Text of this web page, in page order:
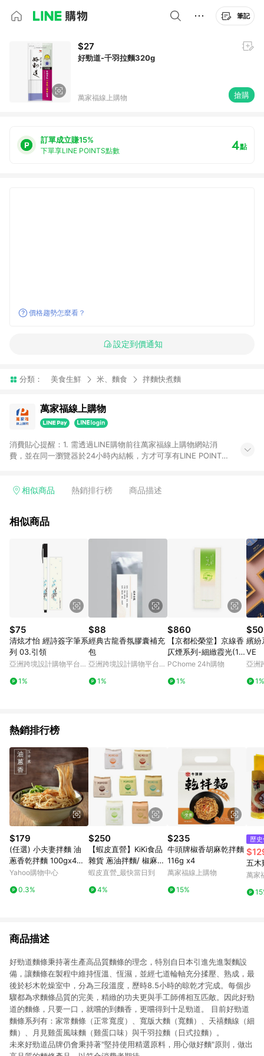
筆記
$27
好勁道-千羽拉麵320g
萬家福線上購物 搶購
訂單成立賺15%
下單享LINE POINTS點數 4點
價格趨勢怎麼看？
設定到價通知
分類： 美食生鮮 米、麵食 拌麵快煮麵
萬家福線上購物
消費貼心提醒：1. 需透過LINE購物前往萬家福線上購物網站消
費，並在同一瀏覽器於24小時內結帳，方才可享有LINE POINTS
4. 不具回饋資格種類商品：電子禮券。 5. 回饋點數計算將排除訂
錄，相關問題請於保留時間內聯絡客服中心，並由康達盛通生活
提供簡單、快速、輕鬆的購物流程及體驗，將不定期推出精選、
話題性或期間限定商品來滿足您的喜好。
相似商品 熱銷排行榜 商品描述
相似商品
$75
清炫才怡 經詩簽字筆系
列 03.引領
亞洲跨境設計購物平台
1%
$88
經典古龍香氛膠囊補充
包
亞洲跨境設計購物平台
1%
$860
【京都松榮堂】京線香
仄煙系列-細緻霞光(16
5支)
PChome 24h購物
1%
$50
繽紛
VE
亞洲
1%
熱銷排行榜
$179
(任選) 小夫妻拌麵 油
蔥香乾拌麵 100gx4包/
袋 (五辛素)
Yahoo購物中心
0.3%
$250
【蝦皮直營】KiKi食品
雜貨 蔥油拌麵/ 椒麻拌
麵 /小醋麵 /老醋辣麵 /
沙茶拌麵 拌麵系列
蝦皮直營_最快當日到
4%
$235
牛頭牌椒香胡麻乾拌麵
116g x4
萬家福線上購物
15%
歷
五木
萬家
商品描述
好勁道麵條秉持著生產高品質麵條的理念，特別自日本引進先進製麵設
備，讓麵條在製程中維持恆溫、恆濕，並經七道輪軸充分揉壓、熟成，最
後於杉木乾燥室中，分為三段溫度，歷時8.5小時的晾乾才完成。每個步
驟都為求麵條品質的完美，精緻的功夫更與手工師傅相互匹敵。因此好勁
道的麵條，只要一口，就嚐的到麵香，更嚐得到十足勁道。 目前好勁道
麵條系列有：家常麵條（正常寬度）、寬版大麵（寬麵）、天禧麵線（細
麵）、月見雞蛋風味麵（雞蛋口味）與千羽拉麵（日式拉麵）。
未來好勁道品牌仍會秉持著"堅持使用精選原料，用心做好麵"原則，做出